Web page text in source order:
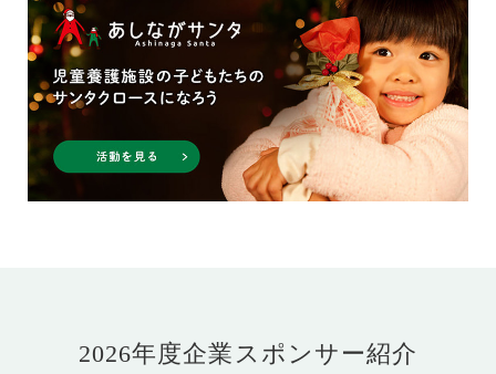
2026年度企業スポンサー紹介